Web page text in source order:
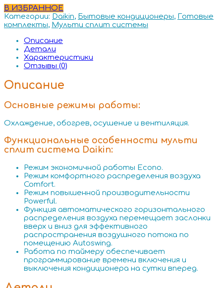
В ИЗБРАННОЕ
Категории: Daikin, Бытовые кондиционеры, Готовые
комплекты, Мульти сплит системы
Описание
Детали
Характеристики
Отзывы (0)
Описание
Основные режимы работы:
Охлаждение, обогрев, осушение и вентиляция.
Функциональные особенности мульти
сплит система Daikin:
Режим экономичной работы Econo.
Режим комфортного распределения воздуха
Comfort.
Режим повышенной производительности
Powerful.
Функция автоматического горизонтального
распределения воздуха перемещает заслонки
вверх и вниз для эффективного
распространения воздушного потока по
помещению Autoswing.
Работа по таймеру обеспечивает
программирование времени включения и
выключения кондиционера на сутки вперед.